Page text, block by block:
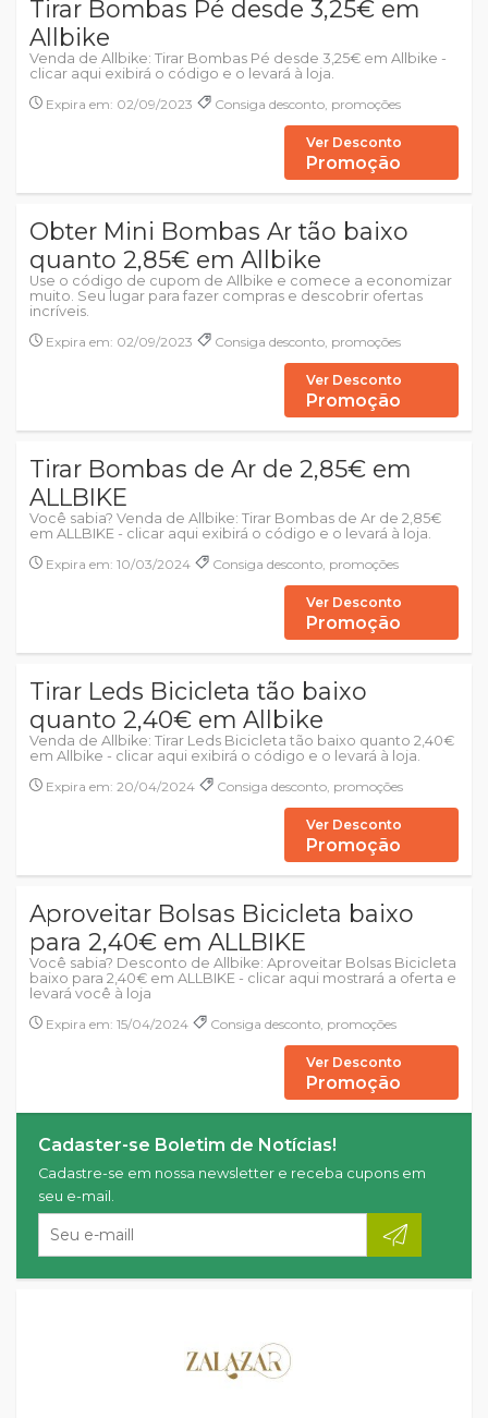
Tirar Bombas Pé desde 3,25€ em
Allbike
Venda de Allbike: Tirar Bombas Pé desde 3,25€ em Allbike -
clicar aqui exibirá o código e o levará à loja.
Expira em: 02/09/2023
Consiga desconto, promoções
Ver Desconto
Promoção
Obter Mini Bombas Ar tão baixo
quanto 2,85€ em Allbike
Use o código de cupom de Allbike e comece a economizar
muito. Seu lugar para fazer compras e descobrir ofertas
incríveis.
Expira em: 02/09/2023
Consiga desconto, promoções
Ver Desconto
Promoção
Tirar Bombas de Ar de 2,85€ em
ALLBIKE
Você sabia? Venda de Allbike: Tirar Bombas de Ar de 2,85€
em ALLBIKE - clicar aqui exibirá o código e o levará à loja.
Expira em: 10/03/2024
Consiga desconto, promoções
Ver Desconto
Promoção
Tirar Leds Bicicleta tão baixo
quanto 2,40€ em Allbike
Venda de Allbike: Tirar Leds Bicicleta tão baixo quanto 2,40€
em Allbike - clicar aqui exibirá o código e o levará à loja.
Expira em: 20/04/2024
Consiga desconto, promoções
Ver Desconto
Promoção
Aproveitar Bolsas Bicicleta baixo
para 2,40€ em ALLBIKE
Você sabia? Desconto de Allbike: Aproveitar Bolsas Bicicleta
baixo para 2,40€ em ALLBIKE - clicar aqui mostrará a oferta e
levará você à loja
Expira em: 15/04/2024
Consiga desconto, promoções
Ver Desconto
Promoção
Cadaster-se Boletim de Notícias!
Cadastre-se em nossa newsletter e receba cupons em
seu e-mail.